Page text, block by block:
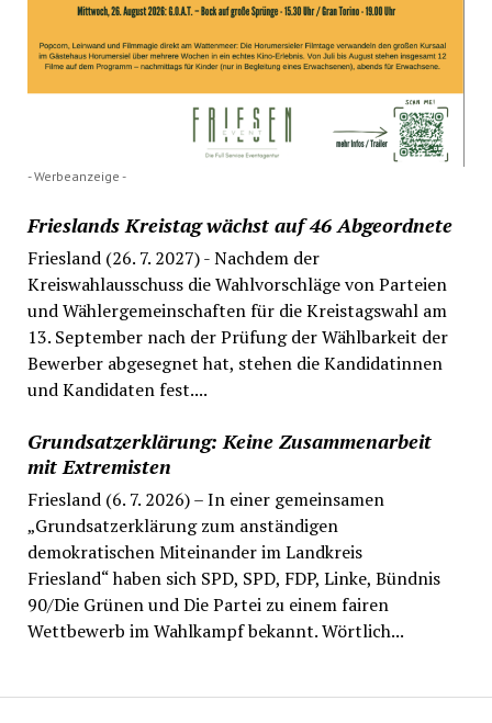
- Werbeanzeige -
Frieslands Kreistag wächst auf 46 Abgeordnete
Friesland (26. 7. 2027) - Nachdem der
Kreiswahlausschuss die Wahlvorschläge von Parteien
und Wählergemeinschaften für die Kreistagswahl am
13. September nach der Prüfung der Wählbarkeit der
Bewerber abgesegnet hat, stehen die Kandidatinnen
und Kandidaten fest....
Grundsatzerklärung: Keine Zusammenarbeit
mit Extremisten
Friesland (6. 7. 2026) – In einer gemeinsamen
„Grundsatzerklärung zum anständigen
demokratischen Miteinander im Landkreis
Friesland“ haben sich SPD, SPD, FDP, Linke, Bündnis
90/Die Grünen und Die Partei zu einem fairen
Wettbewerb im Wahlkampf bekannt. Wörtlich...